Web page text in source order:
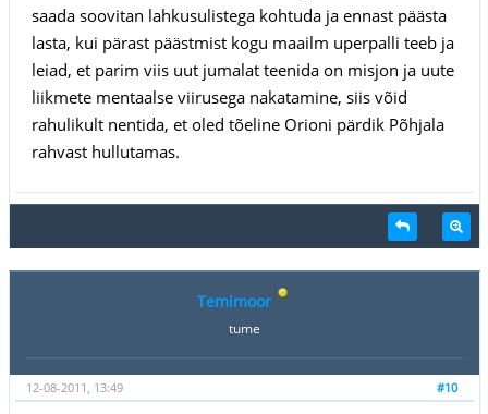
saada soovitan lahkusulistega kohtuda ja ennast päästa
lasta, kui pärast päästmist kogu maailm uperpalli teeb ja
leiad, et parim viis uut jumalat teenida on misjon ja uute
liikmete mentaalse viirusega nakatamine, siis võid
rahulikult nentida, et oled tõeline Orioni pärdik Põhjala
rahvast hullutamas.
Temimoor
tume
#10
12-08-2011, 13:49